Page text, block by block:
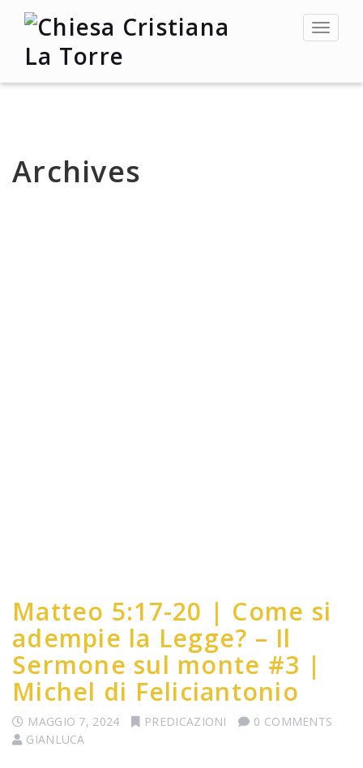
Toggle
Archives
Matteo 5:17-20 | Come si
adempie la Legge? – Il
Sermone sul monte #3 |
Michel di Feliciantonio
MAGGIO 7, 2024 PREDICAZIONI
0 COMMENTS
GIANLUCA